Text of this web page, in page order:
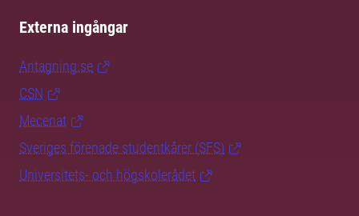
Externa ingångar
Antagning.se
CSN
Mecenat
Sveriges förenade studentkårer (SFS)
Universitets- och högskolerådet